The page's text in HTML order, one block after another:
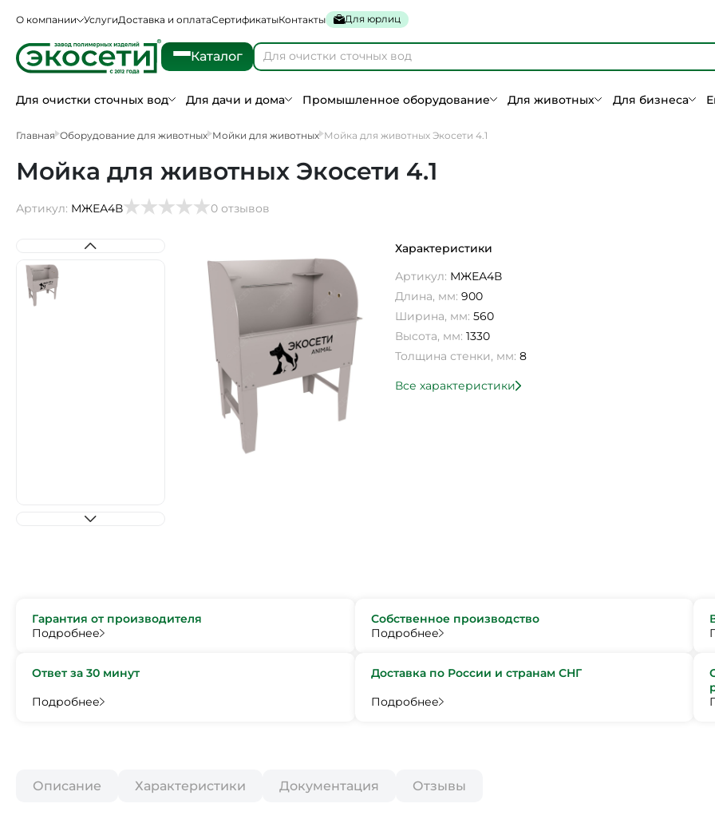
О компании УслугиДоставка и оплатаСертификатыКонтакты Для юрлиц
Каталог
Для очистки сточных вод Для дачи и дома Промышленное оборудование Для животных Для бизнеса
Главная Оборудование для животных Мойки для животных Мойка для животных Экосети 4.1
Мойка для животных Экосети 4.1
Артикул: МЖЕА4В 0 отзывов
Характеристики
Артикул: МЖЕА4В
Длина, мм: 900
Ширина, мм: 560
Высота, мм: 1330
Толщина стенки, мм: 8
Все характеристики
Гарантия от производителя
Подробнее
Собственное производство
Подробнее
Ответ за 30 минут
Подробнее
Доставка по России и странам СНГ
Подробнее
Описание Характеристики Документация Отзывы